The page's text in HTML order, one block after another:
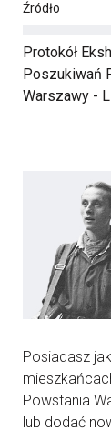
Źródło
Protokół
Poszukiwań
Warszawy -
Posiadasz
Powstania
lub dodać